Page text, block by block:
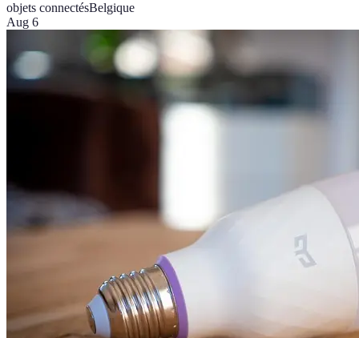
objets connectésBelgique
Aug 6